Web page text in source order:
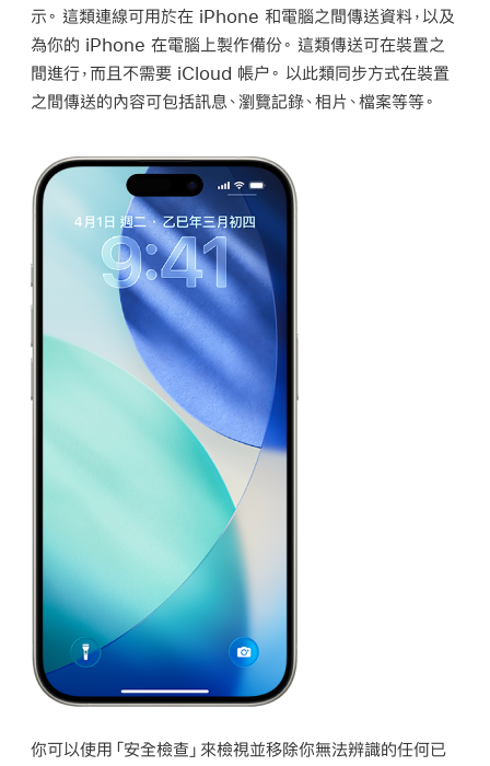
示。 這類連線可用於在 iPhone 和電腦之間傳送資料，以及
為你的 iPhone 在電腦上製作備份。 這類傳送可在裝置之
間進行，而且不需要 iCloud 帳户。 以此類同步方式在裝置
之間傳送的內容可包括訊息、瀏覽記錄、相片、檔案等等。
你可以使用「安全檢查」來檢視並移除你無法辨識的任何已